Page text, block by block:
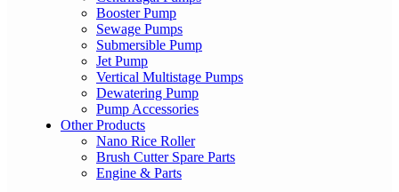
Booster Pump
Sewage Pumps
Submersible Pump
Jet Pump
Vertical Multistage Pumps
Dewatering Pump
Pump Accessories
Other Products
Nano Rice Roller
Brush Cutter Spare Parts
Engine & Parts